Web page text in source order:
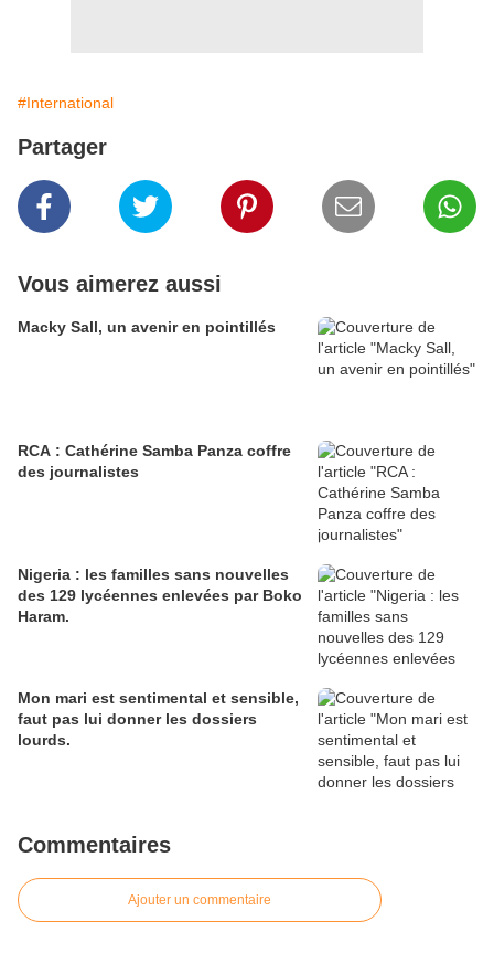
#International
Partager
Vous aimerez aussi
Macky Sall, un avenir en pointillés
RCA : Cathérine Samba Panza coffre
des journalistes
Nigeria : les familles sans nouvelles
des 129 lycéennes enlevées par Boko
Haram.
Mon mari est sentimental et sensible,
faut pas lui donner les dossiers
lourds.
Commentaires
Ajouter un commentaire